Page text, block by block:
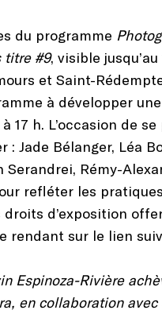
du programme
titre #9, visible
et Saint-
à développer
17 h. L’occasion de
Jade Bélanger, Léa
Rémy-
refléter les
d’exposition
rendant sur le lien
Espinoza-Rivière
en collaboration